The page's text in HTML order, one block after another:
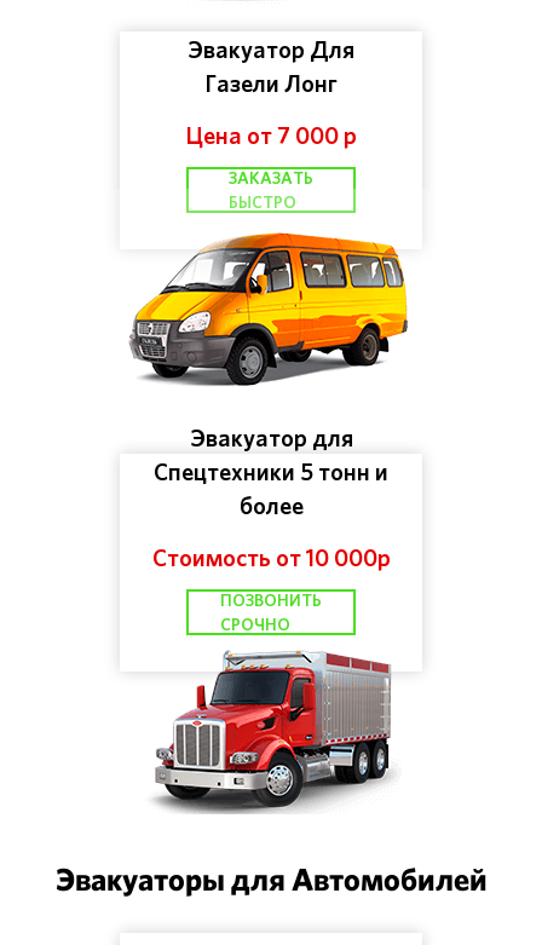
Эвакуатор Для
Газели Лонг
Цена от 7 000 р
ЗАКАЗАТЬ
БЫСТРО
Эвакуатор для
Спецтехники 5 тонн и
более
Стоимость от 10 000р
ПОЗВОНИТЬ
СРОЧНО
Эвакуаторы для Автомобилей